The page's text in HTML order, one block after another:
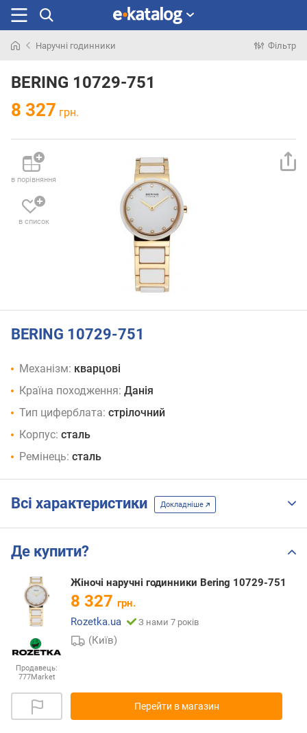
раніше
Наручні годинники Фільтр
BERING 10729-751
8 327 грн.
в порівняння
в список
BERING 10729-751
Механізм: кварцові
Країна походження: Данія
Тип циферблата: стрілочний
Корпус: сталь
Ремінець: сталь
Всі характеристики Докладніше
Де купити?
Продавець:
777Market
Жіночі наручні годинники Bering 10729-751
8 327 грн.
Rozetka.ua
З нами 7 років
(Київ)
Перейти в магазин